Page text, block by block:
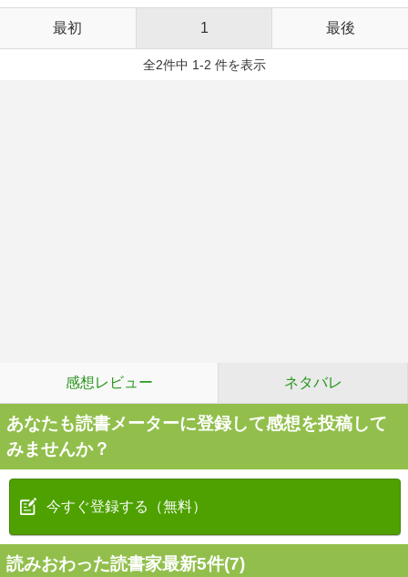
最初 1 最後
全2件中 1-2 件を表示
感想レビュー ネタバレ
あなたも読書メーターに登録して感想を投稿して
みませんか？
今すぐ登録する（無料）
読みおわった読書家最新5件(7)